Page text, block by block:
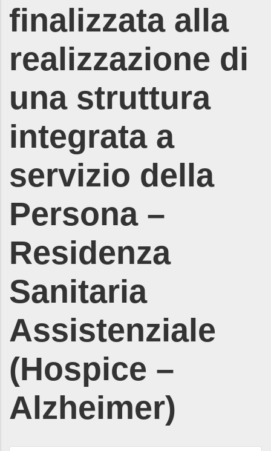
finalizzata alla
realizzazione di
una struttura
integrata a
servizio della
Persona –
Residenza
Sanitaria
Assistenziale
(Hospice –
Alzheimer)